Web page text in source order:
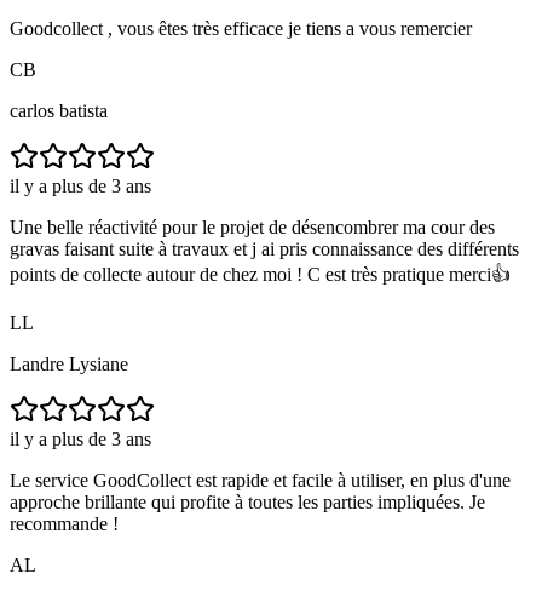
Goodcollect , vous êtes très efficace je tiens a vous remercier
CB
carlos batista
il y a plus de 3 ans
Une belle réactivité pour le projet de désencombrer ma cour des
gravas faisant suite à travaux et j ai pris connaissance des différents
points de collecte autour de chez moi ! C est très pratique merci👍
LL
Landre Lysiane
il y a plus de 3 ans
Le service GoodCollect est rapide et facile à utiliser, en plus d'une
approche brillante qui profite à toutes les parties impliquées. Je
recommande !
AL